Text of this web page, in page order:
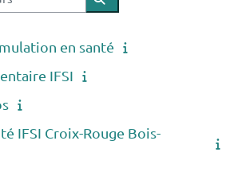
Rechercher des cours
en santé
IFSI
IFSI Croix-Rouge Bois-